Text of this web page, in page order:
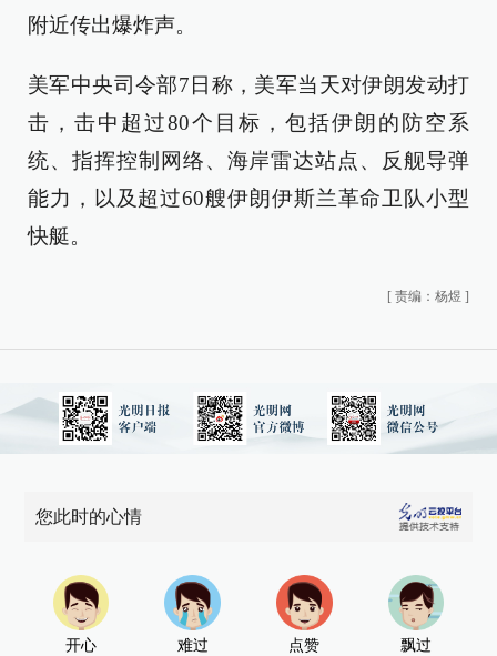
附近传出爆炸声。
美军中央司令部7日称，美军当天对伊朗发动打
击，击中超过80个目标，包括伊朗的防空系
统、指挥控制网络、海岸雷达站点、反舰导弹
能力，以及超过60艘伊朗伊斯兰革命卫队小型
快艇。
[ 责编：杨煜 ]
您此时的心情
开心 难过 点赞 飘过